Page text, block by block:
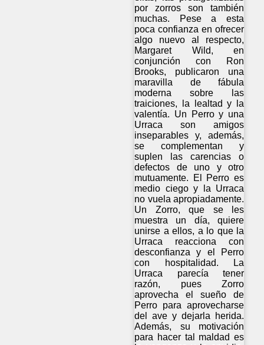
por zorros son también
muchas. Pese a esta
poca confianza en ofrecer
algo nuevo al respecto,
Margaret Wild, en
conjunción con Ron
Brooks, publicaron una
maravilla de fábula
moderna sobre las
traiciones, la lealtad y la
valentía. Un Perro y una
Urraca son amigos
inseparables y, además,
se complementan y
suplen las carencias o
defectos de uno y otro
mutuamente. El Perro es
medio ciego y la Urraca
no vuela apropiadamente.
Un Zorro, que se les
muestra un día, quiere
unirse a ellos, a lo que la
Urraca reacciona con
desconfianza y el Perro
con hospitalidad. La
Urraca parecía tener
razón, pues Zorro
aprovecha el sueño de
Perro para aprovecharse
del ave y dejarla herida.
Además, su motivación
para hacer tal maldad es